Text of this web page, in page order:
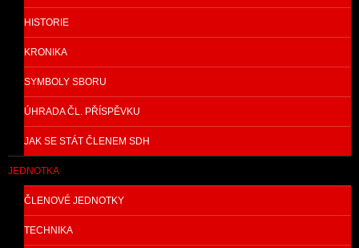
HISTORIE
KRONIKA
SYMBOLY SBORU
ÚHRADA ČL. PŘÍSPĚVKU
JAK SE STÁT ČLENEM SDH
JEDNOTKA
ČLENOVÉ JEDNOTKY
TECHNIKA